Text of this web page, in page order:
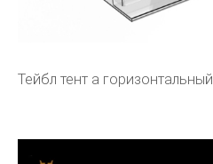
Тейбл тент а горизонтальный